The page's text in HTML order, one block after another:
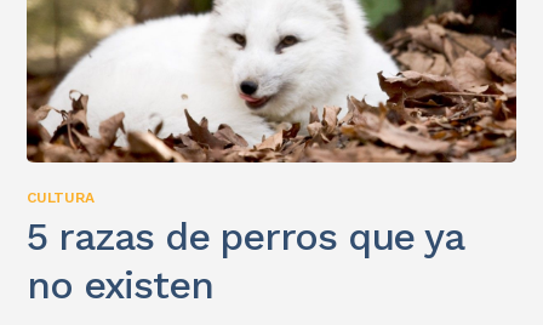
CULTURA
5 razas de perros que ya
no existen